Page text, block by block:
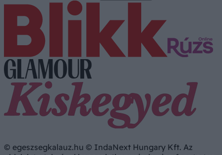
© egeszsegkalauz.hu © IndaNext Hungary Kft. Az